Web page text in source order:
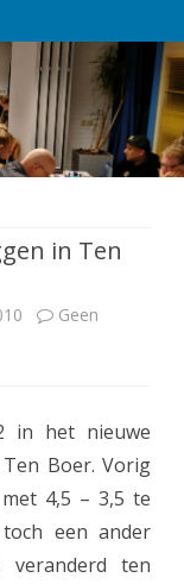
in Ten
Geen
in het nieuwe
Boer. Vorig
4,5 – 3,5 te
een ander
ten